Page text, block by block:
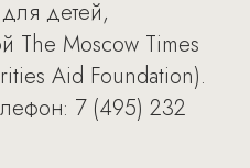
детей,
The Moscow Times
Aid Foundation).
7 (495) 232